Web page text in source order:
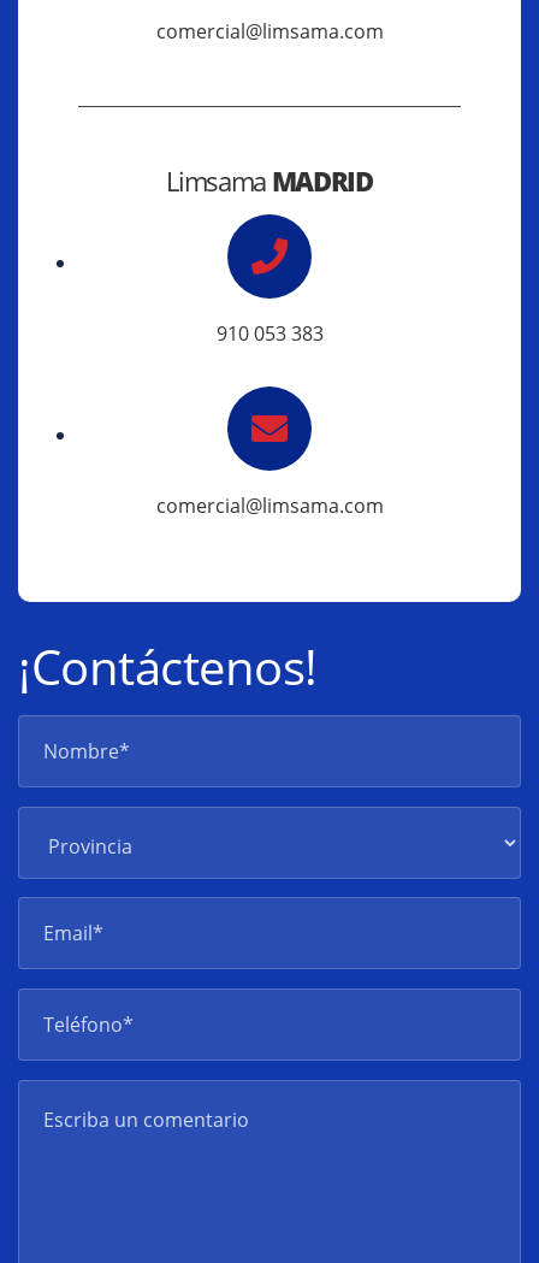
comercial@limsama.com
Limsama MADRID
910 053 383
comercial@limsama.com
¡Contáctenos!